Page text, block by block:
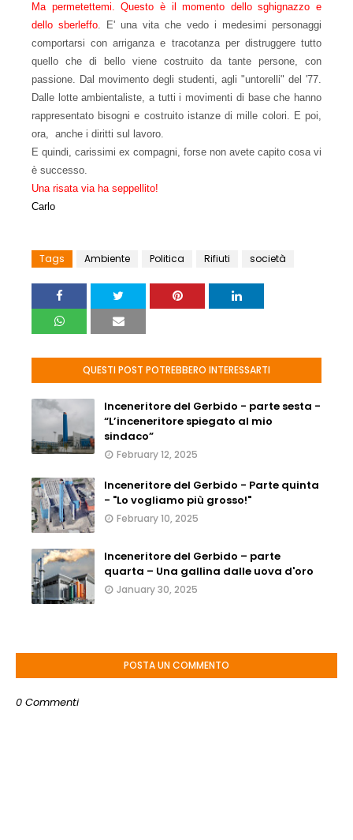
Ma permetettemi. Questo è il momento dello sghignazzo e
dello sberleffo. E' una vita che vedo i medesimi personaggi
comportarsi con arriganza e tracotanza per distruggere tutto
quello che di bello viene costruito da tante persone, con
passione. Dal movimento degli studenti, agli "untorelli" de l '77.
Dalle lotte ambientaliste, a tutti i movimenti di base che hanno
rappresentato bisogni e costruito istanze di mille colori. E poi,
ora, anche i diritti sul lavoro.
E quindi, carissimi ex compagni, forse non avete capito cosa vi
è successo.
Una risata via ha seppellito!
Carlo
Tags Ambiente Politica Rifiuti società
QUESTI POST POTREBBERO INTERESSARTI
Inceneritore del Gerbido - parte sesta -
“L’inceneritore spiegato al mio
sindaco”
February 12, 2025
Inceneritore del Gerbido - Parte quinta
- "Lo vogliamo più grosso!"
February 10, 2025
Inceneritore del Gerbido – parte
quarta – Una gallina dalle uova d'oro
January 30, 2025
POSTA UN COMMENTO
0 Commenti